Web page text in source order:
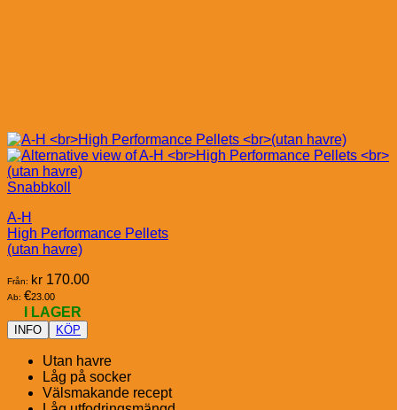
Snabbkoll
A-H
High Performance Pellets
(utan havre)
Från: kr 170.00
Ab: €23.00
I LAGER
INFO KÖP
Utan havre
Låg på socker
Välsmakande recept